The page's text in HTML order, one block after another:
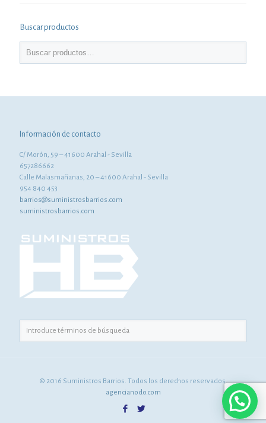
Buscar productos
Información de contacto
C/ Morón, 59 – 41600 Arahal - Sevilla
657286662
Calle Malasmañanas, 20 – 41600 Arahal - Sevilla
954 840 453
barrios@suministrosbarrios.com
suministrosbarrios.com
© 2016 Suministros Barrios. Todos los derechos reservados.
agencianodo.com